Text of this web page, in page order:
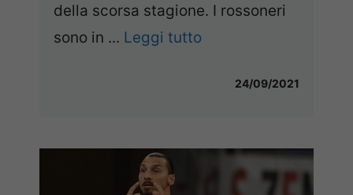
della scorsa stagione. I rossoneri
sono in ... Leggi tutto
24/09/2021